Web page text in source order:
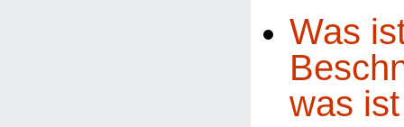
Was
was